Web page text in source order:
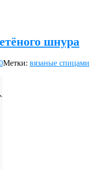
шнура
Метки: вязаные спицами